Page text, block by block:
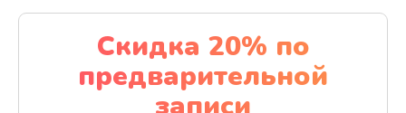
Заказать
Чистка от пыли
1060 руб.
Скидка 20% по
предварительной